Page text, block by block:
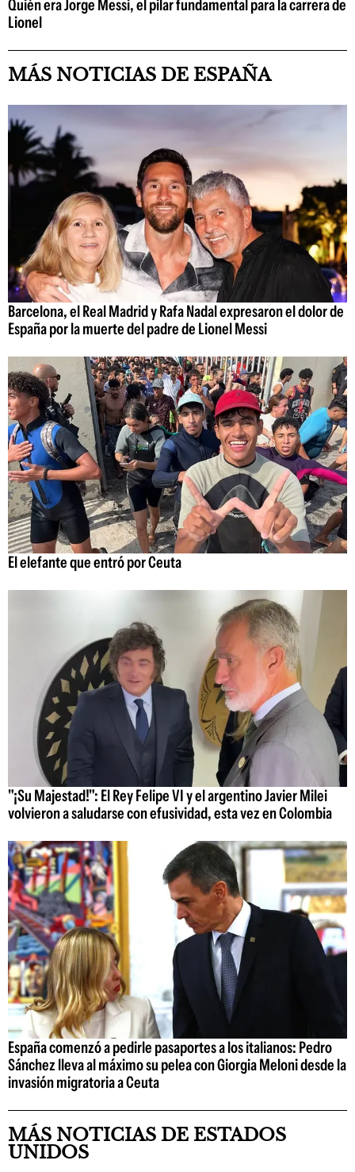
Quién era Jorge Messi, el pilar fundamental para la carrera de
Lionel
MÁS NOTICIAS DE ESPAÑA
Barcelona, el Real Madrid y Rafa Nadal expresaron el dolor de
España por la muerte del padre de Lionel Messi
El elefante que entró por Ceuta
"¡Su Majestad!": El Rey Felipe VI y el argentino Javier Milei
volvieron a saludarse con efusividad, esta vez en Colombia
España comenzó a pedirle pasaportes a los italianos: Pedro
Sánchez lleva al máximo su pelea con Giorgia Meloni desde la
invasión migratoria a Ceuta
MÁS NOTICIAS DE ESTADOS
UNIDOS